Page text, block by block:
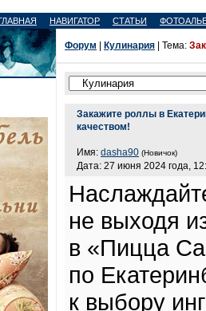
НАВИГАТОР СТАТЬИ
Форум Кулинария | Тема:
Закажите роллы в
качеством!
Имя: dasha90 (Новичок)
Дата: 27 июня 2024 года,
не выходя
в «Пицца
по
к выбору